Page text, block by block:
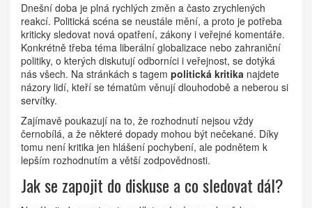
Dnešní doba je plná rychlých změn a často zrychlených
reakcí. Politická scéna se neustále mění, a proto je potřeba
kriticky sledovat nová opatření, zákony i veřejné komentáře.
Konkrétně třeba téma liberální globalizace nebo zahraniční
politiky, o kterých diskutují odborníci i veřejnost, se dotýká
nás všech. Na stránkách s tagem politická kritika najdete
názory lidí, kteří se tématům věnují dlouhodobě a neberou si
servítky.
Zajímavě poukazují na to, že rozhodnutí nejsou vždy
černobílá, a že některé dopady mohou být nečekané. Díky
tomu není kritika jen hlášení pochybení, ale podnětem k
lepším rozhodnutím a větší zodpovědnosti.
Jak se zapojit do diskuse a co sledovat dál?